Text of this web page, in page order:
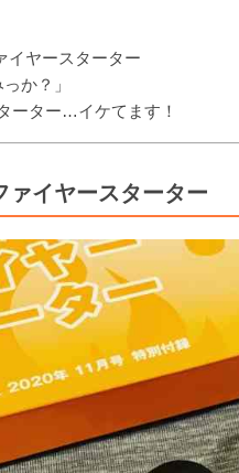
イヤースターター
か？」
ーター…イケてます！
ァイヤースターター